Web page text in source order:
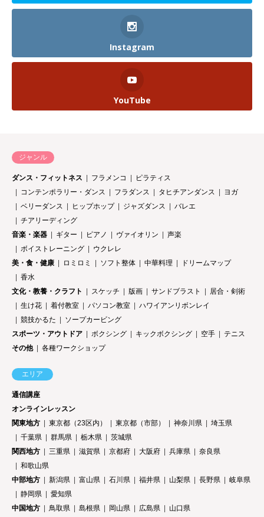
Instagram
YouTube
ジャンル
ダンス・フィットネス フラメンコ
ピラティス
コンテンポラリー・ダンス
フラダンス タヒチアンダンス
ヨガ
ベリーダンス
ヒップホップ ジャズダンス
バレエ
チアリーディング
音楽・楽器
ギター ピアノ ヴァイオリン
声楽
ボイストレーニング
ウクレレ
美・食・健康
ロミロミ ソフト整体 中華料理
ドリームマップ
香水
文化・教養・クラフト
スケッチ 版画 サンドブラスト
居合・剣術
生け花
着付教室 パソコン教室
ハワイアンリボンレイ
競技かるた
ソープカービング
スポーツ・アウトドア
ボクシング キックボクシング 空手
テニス
その他
各種ワークショップ
エリア
通信講座
オンラインレッスン
関東地方
東京都（23区内） 東京都（市部） 神奈川県
埼玉県
千葉県
群馬県 栃木県
茨城県
関西地方
三重県 滋賀県 京都府 大阪府 兵庫県
奈良県
和歌山県
中部地方
新潟県 富山県 石川県 福井県 山梨県 長野県
岐阜県
静岡県
愛知県
中国地方
鳥取県 島根県 岡山県 広島県
山口県